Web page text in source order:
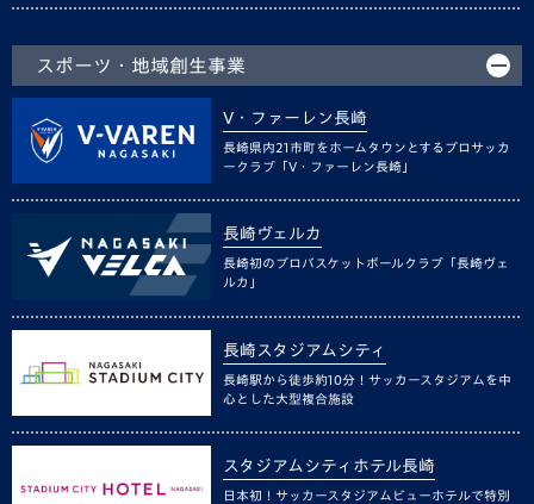
スポーツ・地域創生事業
V・ファーレン長崎
長崎県内21市町をホームタウンとするプロサッカ
ークラブ「V・ファーレン長崎」
長崎ヴェルカ
長崎初のプロバスケットボールクラブ「長崎ヴェ
ルカ」
長崎スタジアムシティ
長崎駅から徒歩約10分！サッカースタジアムを中
心とした大型複合施設
スタジアムシティホテル長崎
日本初！サッカースタジアムビューホテルで特別